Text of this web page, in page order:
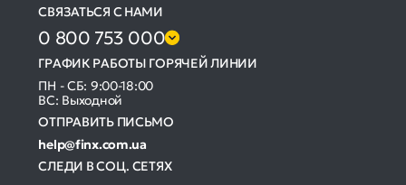
СВЯЗАТЬСЯ С НАМИ
0 800 753 000
ГРАФИК РАБОТЫ ГОРЯЧЕЙ ЛИНИИ
ПН - СБ: 9:00-18:00
ВС: Выходной
ОТПРАВИТЬ ПИСЬМО
help@finx.com.ua
СЛЕДИ В СОЦ. СЕТЯХ